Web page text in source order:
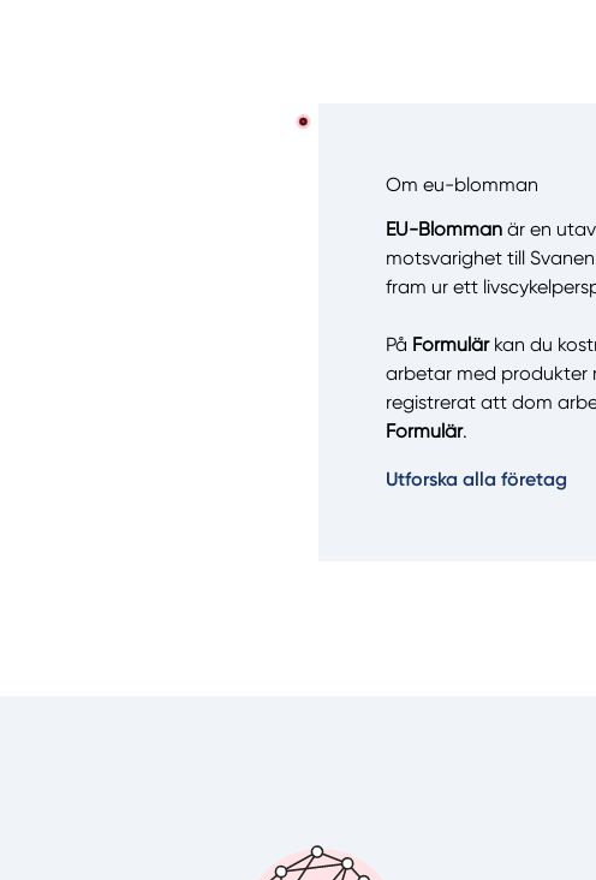
Om eu-blomman
EU-Blomman är en
motsvarighet till
fram ur ett
På Formulärkan du
arbetar med produkter
registrerat att dom
Formulär.
Utforska alla företag